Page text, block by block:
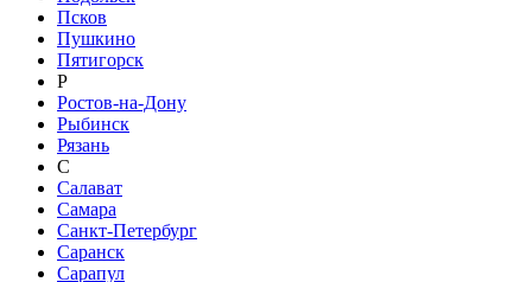
Псков
Пушкино
Пятигорск
Р
Ростов-на-Дону
Рыбинск
Рязань
С
Салават
Самара
Санкт-Петербург
Саранск
Сарапул